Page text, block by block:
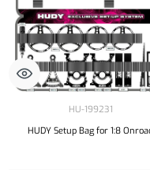
HU-199231
HUDY Setup Bag for 1:8